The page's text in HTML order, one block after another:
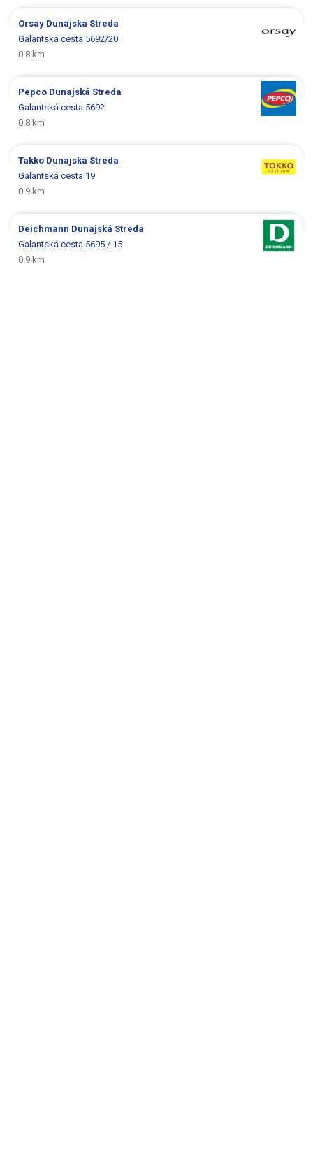
Orsay Dunajská Streda
Galantská cesta 5692/20
0.8 km
Pepco Dunajská Streda
Galantská cesta 5692
0.8 km
Takko Dunajská Streda
Galantská cesta 19
0.9 km
Deichmann Dunajská Streda
Galantská cesta 5695 / 15
0.9 km